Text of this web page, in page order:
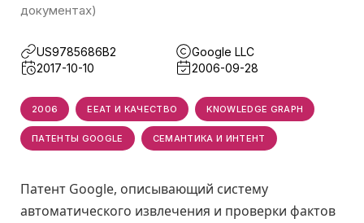
документах)
US9785686B2
Google LLC
2017-10-10
2006-09-28
2006 EEAT И КАЧЕСТВО KNOWLEDGE GRAPH
ПАТЕНТЫ GOOGLE СЕМАНТИКА И ИНТЕНТ
Патент Google, описывающий систему
автоматического извлечения и проверки фактов